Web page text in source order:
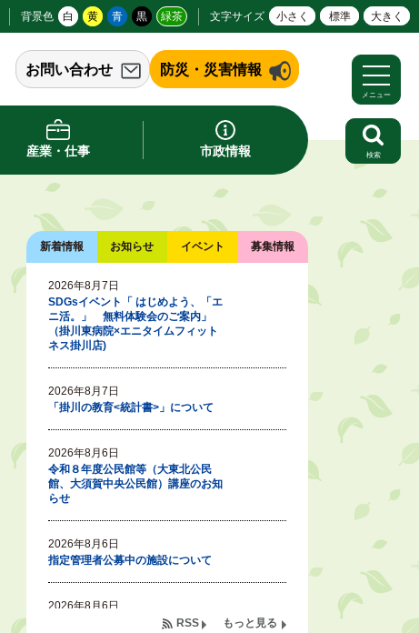
背景色 白 黄 青 黒 緑茶 文字サイズ 小さく 標準 大きく
お問い合わせ 防災・災害情報
産業・仕事 市政情報
メニュー
検索
新着情報 お知らせ イベント 募集情報
2026年8月7日
SDGsイベント「 はじめよう、「エ
ニ活。」 無料体験会のご案内」
（掛川東病院×エニタイムフィット
ネス掛川店)
2026年8月7日
「掛川の教育<統計書>」について
2026年8月6日
令和８年度公民館等（大東北公民
館、大須賀中央公民館）講座のお知
らせ
2026年8月6日
指定管理者公募中の施設について
2026年8月6日
熱中症対策「クーリングシェルタ
もっと見る
RSS